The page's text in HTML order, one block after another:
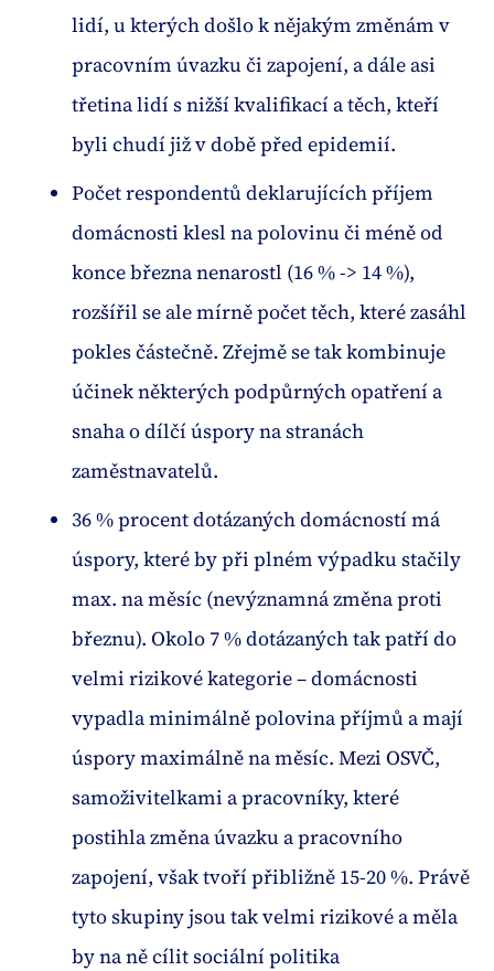
lidí, u kterých došlo k nějakým změnám v
pracovním úvazku či zapojení, a dále asi
třetina lidí s nižší kvalifikací a těch, kteří
byli chudí již v době před epidemií.
Počet respondentů deklarujících příjem
domácnosti klesl na polovinu či méně od
konce března nenarostl (16 % -> 14 %),
rozšířil se ale mírně počet těch, které zasáhl
pokles částečně. Zřejmě se tak kombinuje
účinek některých podpůrných opatření a
snaha o dílčí úspory na stranách
zaměstnavatelů.
36 % procent dotázaných domácností má
úspory, které by při plném výpadku stačily
max. na měsíc (nevýznamná změna proti
březnu). Okolo 7 % dotázaných tak patří do
velmi rizikové kategorie – domácnosti
vypadla minimálně polovina příjmů a mají
úspory maximálně na měsíc. Mezi OSVČ,
samoživitelkami a pracovníky, které
postihla změna úvazku a pracovního
zapojení, však tvoří přibližně 15-20 %. Právě
tyto skupiny jsou tak velmi rizikové a měla
by na ně cílit sociální politika